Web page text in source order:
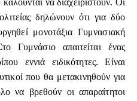
να διαχειριστούν. Οι
δηλώνουν ότι για δύο
μονοτάξια Γυμνασιακή
Γυμνάσιο απαιτείται ένας
εννιά ειδικότητες. Είναι
που θα μετακινηθούν για
να βρεθούν οι απαραίτητοι